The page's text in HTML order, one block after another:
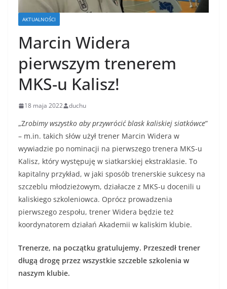
AKTUALNOŚCI
Marcin Widera
pierwszym trenerem
MKS-u Kalisz!
18 maja 2022 duchu
„Zrobimy wszystko aby przywrócić blask kaliskiej siatkówce”
– m.in. takich słów użył trener Marcin Widera w
wywiadzie po nominacji na pierwszego trenera MKS-u
Kalisz, który występuję w siatkarskiej ekstraklasie. To
kapitalny przykład, w jaki sposób trenerskie sukcesy na
szczeblu młodzieżowym, działacze z MKS-u docenili u
kaliskiego szkoleniowca. Oprócz prowadzenia
pierwszego zespołu, trener Widera będzie też
koordynatorem działań Akademii w kaliskim klubie.
Trenerze, na początku gratulujemy. Przeszedł trener
długą drogę przez wszystkie szczeble szkolenia w
naszym klubie.